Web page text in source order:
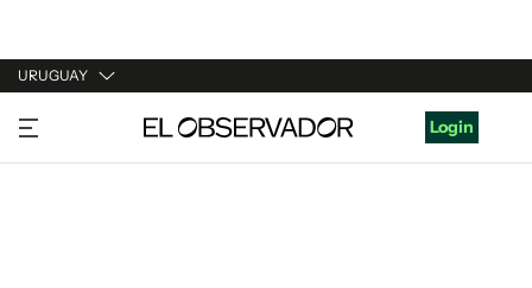
URUGUAY
URUGUAY
ARGENTINA
Login